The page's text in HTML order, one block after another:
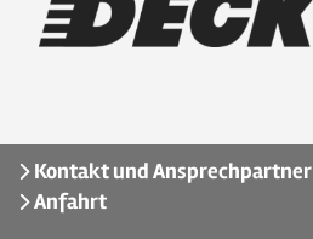
Kontakt und Ansprechpartner
Anfahrt